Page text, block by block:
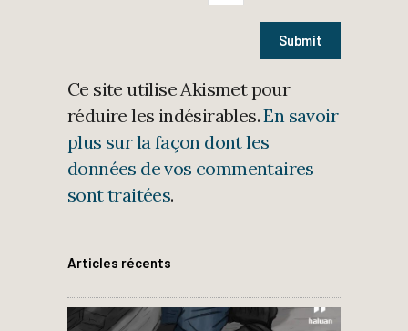
Ce site utilise Akismet pour
réduire les indésirables.En savoir
plus sur la façon dont les
données de vos commentaires
sont traitées.
Articles récents